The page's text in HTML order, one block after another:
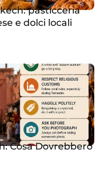
pasticceria
e dolci locali
Cosa Dovrebbero